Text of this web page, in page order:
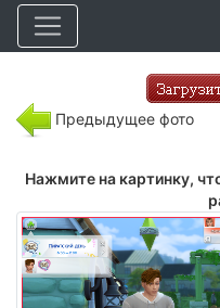
Предыдущее фото
Нажмите на картинку,